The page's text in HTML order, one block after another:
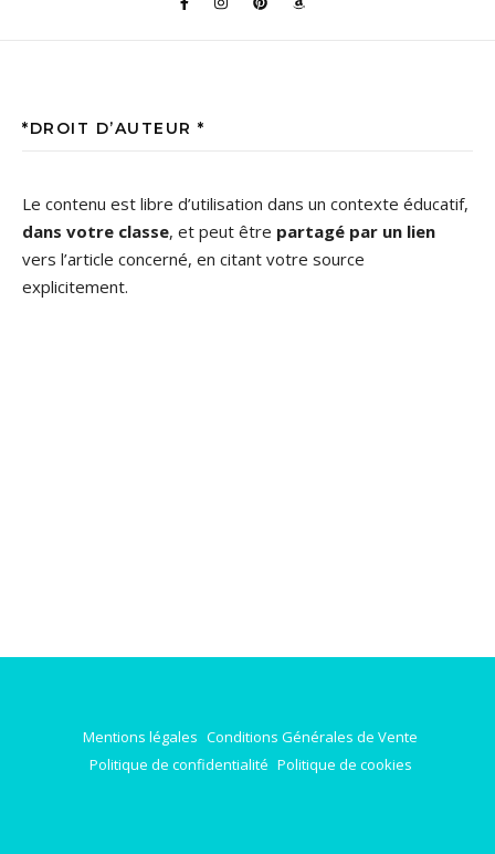
*DROIT D’AUTEUR *
Le contenu est libre d’utilisation dans un contexte éducatif,
dans votre classe, et peut être partagé par un lien
vers l’article concerné, en citant votre source
explicitement.
Mentions légales Conditions Générales de Vente
Politique de confidentialité Politique de cookies